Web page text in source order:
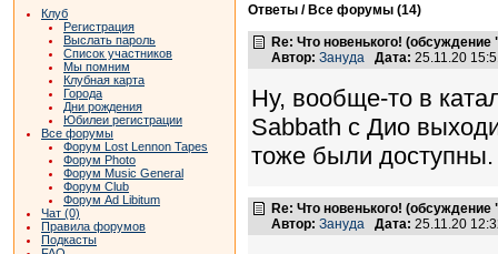
Клуб
Регистрация
Выслать пароль
Список участников
Мы помним
Клубная карта
Города
Дни рождения
Юбилеи регистрации
Все форумы
Форум Lost Lennon Tapes
Форум Photo
Форум Music General
Форум Club
Форум Ad Libitum
Чат (0)
Правила форумов
Подкасты
Ответы / Все форумы (14)
Re: Что новенького!
Автор: Зануда Дата: 25.11.20
Ну, вообще-то в
Sabbath с Дио
тоже были доступны.
Re: Что новенького!
Автор: Зануда Дата: 25.11.20